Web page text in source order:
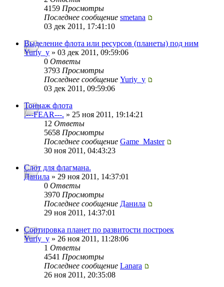
4159 Просмотры
Последнее сообщение smetana
03 дек 2011, 17:41:10
Выделение флота или ресурсов (планеты) под ним
Yuriy_y » 03 дек 2011, 09:59:06
0 Ответы
3793 Просмотры
Последнее сообщение Yuriy_y
03 дек 2011, 09:59:06
Тоннаж флота
.---FEAR---. » 25 ноя 2011, 19:14:21
12 Ответы
5658 Просмотры
Последнее сообщение Game_Master
30 ноя 2011, 04:43:23
Слот для флагмана.
Данила » 29 ноя 2011, 14:37:01
0 Ответы
3970 Просмотры
Последнее сообщение Данила
29 ноя 2011, 14:37:01
Сортировка планет по развитости построек
Yuriy_y » 26 ноя 2011, 11:28:06
1 Ответы
4541 Просмотры
Последнее сообщение Lanara
26 ноя 2011, 20:35:08